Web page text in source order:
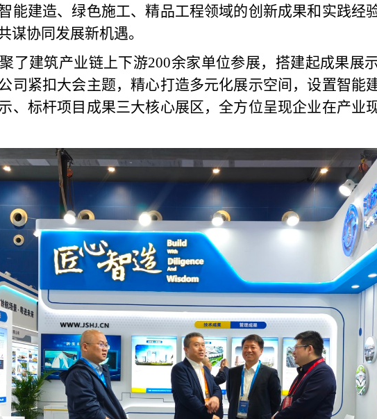
能建造、绿色施工、精品工程领域的创新成果和实践经
谋协同发展新机遇。
了建筑产业链上下游200余家单位参展，搭建起成果展
司紧扣大会主题，精心打造多元化展示空间，设置智能
、标杆项目成果三大核心展区，全方位呈现企业在产业